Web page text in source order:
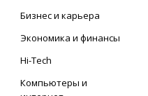
Бизнес и карьера
Экономика и финансы
Hi-Tech
Компьютеры и